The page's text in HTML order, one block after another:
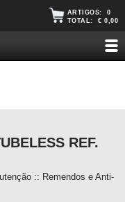
ARTIGOS: 0
TOTAL: € 0,00
REF.
:: Remendos e Anti-